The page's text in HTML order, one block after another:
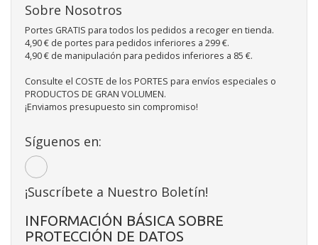
Sobre Nosotros
Portes GRATIS para todos los pedidos a recoger en tienda.
4,90 € de portes para pedidos inferiores a 299 €.
4,90 € de manipulación para pedidos inferiores a 85 €.
Consulte el COSTE de los PORTES para envíos especiales o
PRODUCTOS DE GRAN VOLUMEN.
¡Enviamos presupuesto sin compromiso!
Síguenos en:
¡Suscríbete a Nuestro Boletín!
INFORMACIÓN BÁSICA SOBRE
PROTECCIÓN DE DATOS